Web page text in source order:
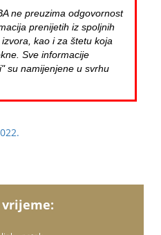
ne preuzima odgovornost
prenijetih iz spoljnih
kao i za štetu koja
Sve informacije
su namijenjene u svrhu
vrijeme: